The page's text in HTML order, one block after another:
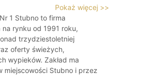
Pokaż więcej >>
1 Stubno to firma
na rynku od 1991 roku,
trzydziestoletniej
oferty świeżych,
wypieków. Zakład ma
miejscowości Stubno i przez